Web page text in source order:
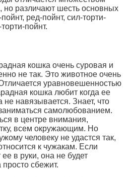
но различают шесть основных
ред-пойнт, сил-торти-
пойнт.
кошка очень суровая и
не так. Это животное очень
уравновешенностью
кошка любит когда ее
не навязывается. Знает, что
самолюбованием.
в центре внимания,
всем окружающим. Но
человеку не удастся так,
к чужакам. Если
в руки, она не будет
просто сбежит.